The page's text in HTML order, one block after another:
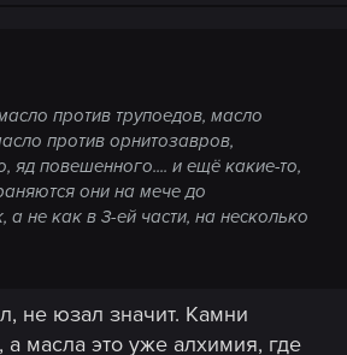
против трупоедов, масло
против орнитозавров,
яд повешенного.... и ещё какие-то,
они на мече до
а не как в 3-ей части, на несколько
не юзал значит. Камни
а масла это уже алхимия, где